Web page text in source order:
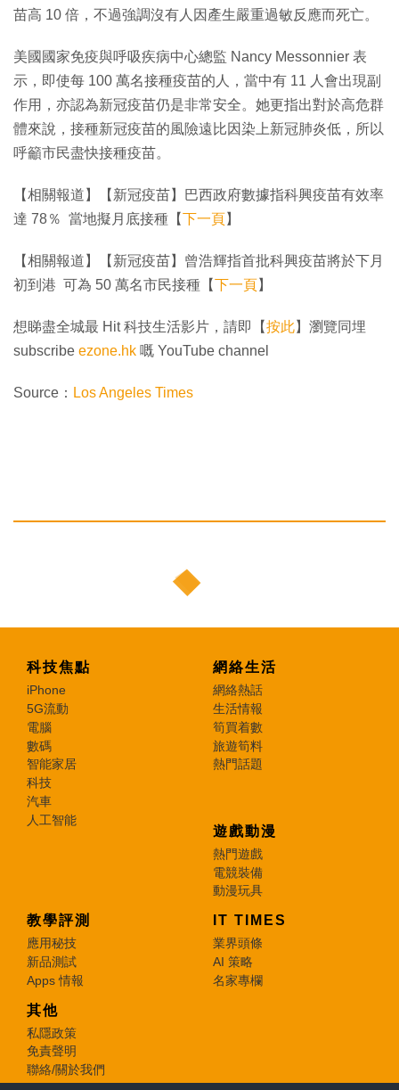
苗高 10 倍，不過強調沒有人因產生嚴重過敏反應而死亡。
美國國家免疫與呼吸疾病中心總監 Nancy Messonnier 表
示，即使每 100 萬名接種疫苗的人，當中有 11 人會出現副
作用，亦認為新冠疫苗仍是非常安全。她更指出對於高危群
體來說，接種新冠疫苗的風險遠比因染上新冠肺炎低，所以
呼籲市民盡快接種疫苗。
【相關報道】【新冠疫苗】巴西政府數據指科興疫苗有效率
達 78％ 當地擬月底接種【下一頁】
【相關報道】【新冠疫苗】曾浩輝指首批科興疫苗將於下月
初到港 可為 50 萬名市民接種【下一頁】
想睇盡全城最 Hit 科技生活影片，請即【按此】瀏覽同埋
subscribe ezone.hk 嘅 YouTube channel
Source： Los Angeles Times
科技焦點
iPhone
5G流動
電腦
數碼
智能家居
科技
汽車
人工智能
網絡生活
網絡熱話
生活情報
筍買着數
旅遊筍料
熱門話題
遊戲動漫
熱門遊戲
電競裝備
動漫玩具
教學評測
應用秘技
新品測試
Apps 情報
IT TIMES
業界頭條
AI 策略
名家專欄
其他
私隱政策
免責聲明
聯絡/關於我們